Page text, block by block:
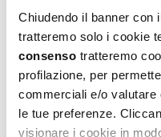
Chiudendo il banner con
tratteremo solo i cookie
consenso tratteremo
profilazione, per
commerciali e/o
le tue preferenze.
visionare i cookie in